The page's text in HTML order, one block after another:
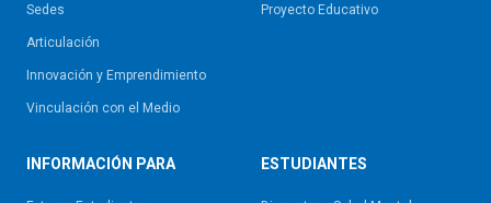
Sedes
Articulación
Innovación y Emprendimiento
Vinculación con el Medio
Proyecto Educativo
INFORMACIÓN PARA ESTUDIANTES